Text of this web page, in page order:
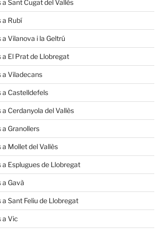
Sant Cugat del Vallès
a Rubí
Vilanova i la Geltrú
El Prat de Llobregat
a Viladecans
a Castelldefels
Cerdanyola del Vallès
Granollers
Mollet del Vallès
Esplugues de Llobregat
Gavà
Sant Feliu de Llobregat
a Vic